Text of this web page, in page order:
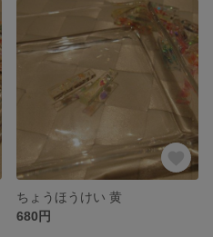
ちょうほうけい 黄
680円